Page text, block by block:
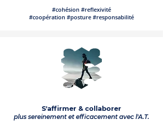
#cohésion #reflexivité
#coopération #posture #responsabilité
S'affirmer & collaborer
plus sereinement et efficacement avec l'A.T.